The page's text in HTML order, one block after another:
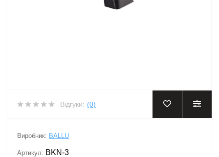
Відгуки: (0)
Виробник: BALLU
Артикул: BKN-3